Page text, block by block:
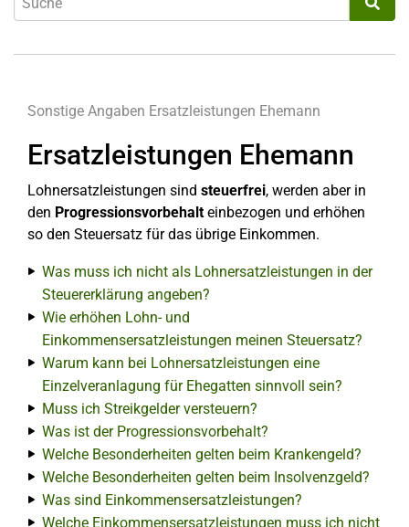
Sonstige Angaben Ersatzleistungen Ehemann
Ersatzleistungen Ehemann
Lohnersatzleistungen sind steuerfrei, werden aber in
den Progressionsvorbehalteinbezogen und erhöhen
so den Steuersatz für das übrige Einkommen.
Was muss ich nicht als Lohnersatzleistungen in der
Steuererklärung angeben?
Wie erhöhen Lohn- und
Einkommensersatzleistungen meinen Steuersatz?
Warum kann bei Lohnersatzleistungen eine
Einzelveranlagung für Ehegatten sinnvoll sein?
Muss ich Streikgelder versteuern?
Was ist der Progressionsvorbehalt?
Welche Besonderheiten gelten beim Krankengeld?
Welche Besonderheiten gelten beim Insolvenzgeld?
Was sind Einkommensersatzleistungen?
Welche Einkommensersatzleistungen muss ich nicht